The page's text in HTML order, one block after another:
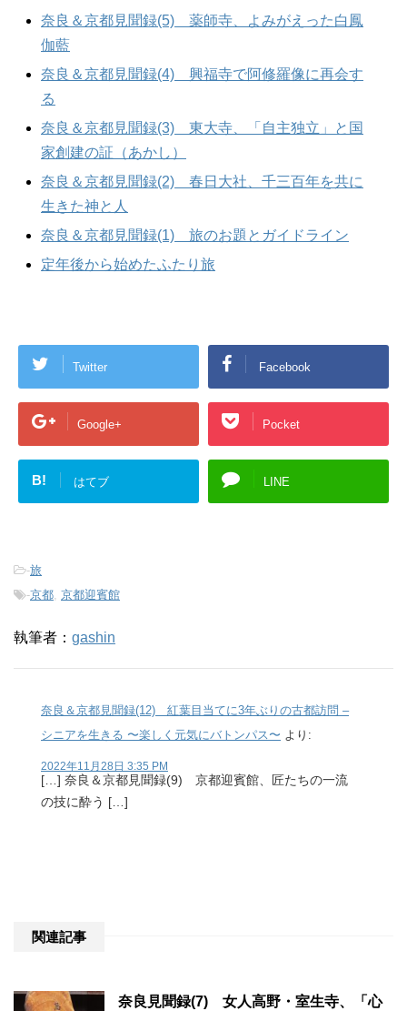
奈良＆京都見聞録(5) 薬師寺、よみがえった白鳳
伽藍
奈良＆京都見聞録(4) 興福寺で阿修羅像に再会す
る
奈良＆京都見聞録(3) 東大寺、「自主独立」と国
家創建の証（あかし）
奈良＆京都見聞録(2) 春日大社、千三百年を共に
生きた神と人
奈良＆京都見聞録(1) 旅のお題とガイドライン
定年後から始めたふたり旅
Twitter Facebook
Google+ Pocket
B! はてブ LINE
-旅
-京都, 京都迎賓館
執筆者： gashin
奈良＆京都見聞録(12) 紅葉目当てに3年ぶりの古都訪問 –
シニアを生きる 〜楽しく元気にバトンパス〜 より:
2022年11月28日 3:35 PM
[…] 奈良＆京都見聞録(9) 京都迎賓館、匠たちの一流
の技に酔う […]
関連記事
奈良見聞録(7) 女人高野・室生寺、「心